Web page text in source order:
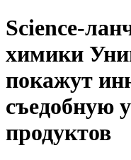
химики
покажут
съедобную
продуктов